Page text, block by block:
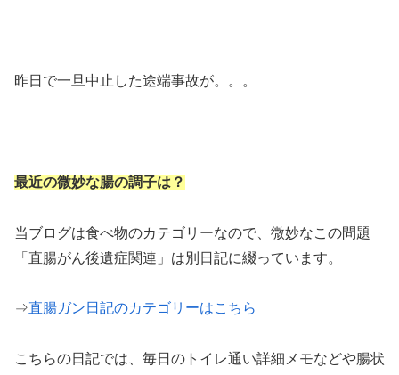
昨日で一旦中止した途端事故が。。。
最近の微妙な腸の調子は？
当ブログは食べ物のカテゴリーなので、微妙なこの問題
「直腸がん後遺症関連」は別日記に綴っています。
⇒直腸ガン日記のカテゴリーはこちら
こちらの日記では、毎日のトイレ通い詳細メモなどや腸状